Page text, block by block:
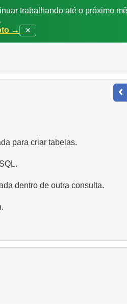
trabalhando até o próximo
→
✕
para criar tabelas.
dentro de outra consulta.